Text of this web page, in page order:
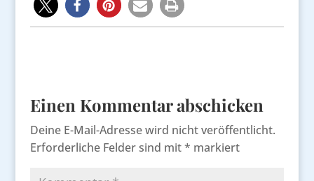
Einen Kommentar abschicken
Deine E-Mail-Adresse wird nicht veröffentlicht.
Erforderliche Felder sind mit* markiert